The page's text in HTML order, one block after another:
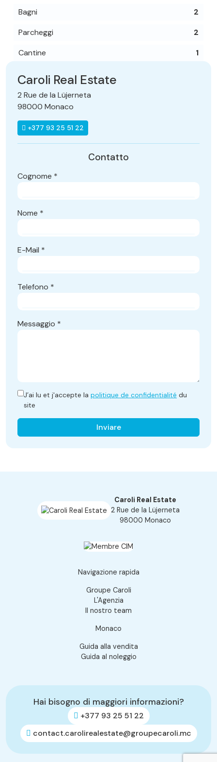
Bagni
2
Parcheggi
2
Cantine
1
Caroli Real Estate
2 Rue de la Lüjerneta
98000 Monaco
+377 93 25 51 22
Contatto
Cognome *
Nome *
E-Mail *
Telefono *
Messaggio *
J’ai lu et j'accepte la politique de confidentialité du
site
Inviare
Caroli Real Estate
2 Rue de la Lüjerneta
98000 Monaco
Navigazione rapida
Groupe Caroli
L'Agenzia
Il nostro team
Monaco
Guida alla vendita
Guida al noleggio
Hai bisogno di maggiori informazioni?
+377 93 25 51 22
contact.carolirealestate@groupecaroli.mc